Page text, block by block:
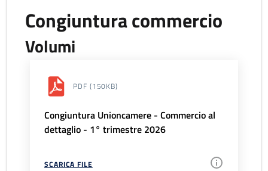
Congiuntura commercio
Volumi
PDF (150KB)
Congiuntura Unioncamere - Commercio al
dettaglio - 1° trimestre 2026
SCARICA FILE